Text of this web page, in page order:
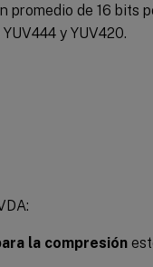
promedio de 16 bits
y YUV420.
la compresión